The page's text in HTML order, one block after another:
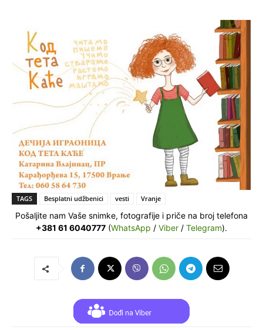
TAGS Besplatni udžbenici vesti Vranje
Pošaljite nam Vaše snimke, fotografije i priče na broj telefona
+381 61 6040777 (WhatsApp / Viber / Telegram).